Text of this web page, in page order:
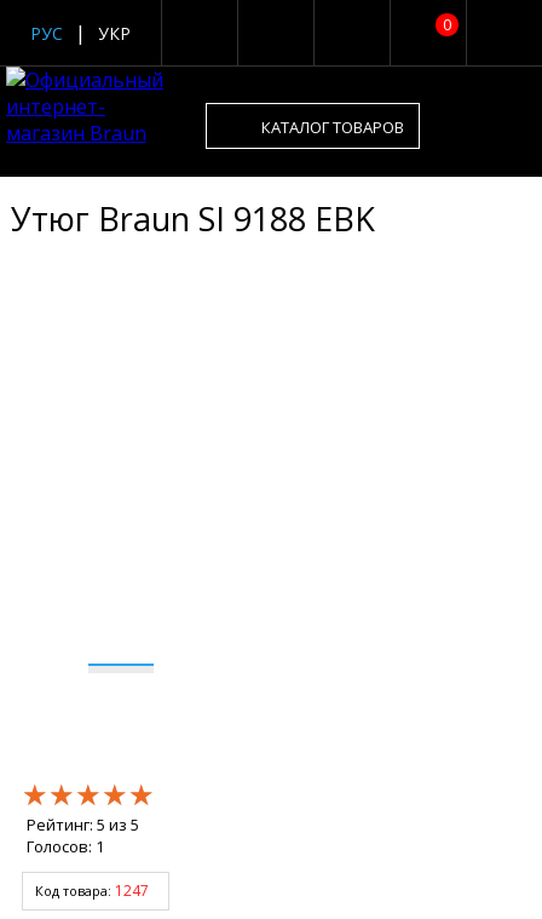
0
РУС УКР
КАТАЛОГ ТОВАРОВ
Утюг Braun SI 9188 EBK
★★★★★
★★★★★
★★★★★
Рейтинг: 5 из 5
Голосов: 1
Код товара: 1247